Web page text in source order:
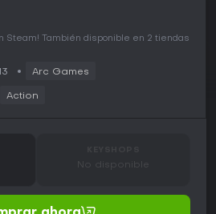
Steam! También disponible en 2 tiendas
Arc Games
Action
No disponible